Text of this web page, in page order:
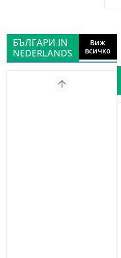
БЪЛГАРИ IN
NEDERLANDS
Виж
всичко